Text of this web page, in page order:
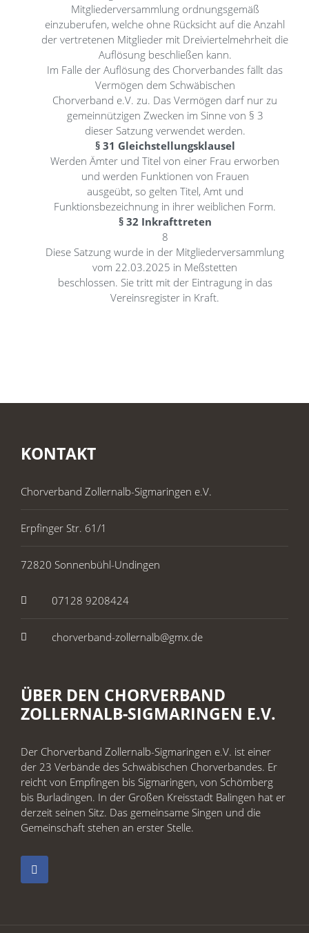
Mitgliederversammlung ordnungsgemäß
einzuberufen, welche ohne Rücksicht auf die Anzahl
der vertretenen Mitglieder mit Dreiviertelmehrheit die
Auflösung beschließen kann.
Im Falle der Auflösung des Chorverbandes fällt das
Vermögen dem Schwäbischen
Chorverband e.V. zu. Das Vermögen darf nur zu
gemeinnützigen Zwecken im Sinne von § 3
dieser Satzung verwendet werden.
§ 31 Gleichstellungsklausel
Werden Ämter und Titel von einer Frau erworben
und werden Funktionen von Frauen
ausgeübt, so gelten Titel, Amt und
Funktionsbezeichnung in ihrer weiblichen Form.
§ 32 Inkrafttreten
8
Diese Satzung wurde in der Mitgliederversammlung
vom 22.03.2025 in Meßstetten
beschlossen. Sie tritt mit der Eintragung in das
Vereinsregister in Kraft.
KONTAKT
Chorverband Zollernalb-Sigmaringen e.V.
Erpfinger Str. 61/1
72820 Sonnenbühl-Undingen
07128 9208424
chorverband-zollernalb@gmx.de
ÜBER DEN CHORVERBAND
ZOLLERNALB-SIGMARINGEN E.V.
Der Chorverband Zollernalb-Sigmaringen e.V. ist einer
der 23 Verbände des Schwäbischen Chorverbandes. Er
reicht von Empfingen bis Sigmaringen, von Schömberg
bis Burladingen. In der Großen Kreisstadt Balingen hat er
derzeit seinen Sitz. Das gemeinsame Singen und die
Gemeinschaft stehen an erster Stelle.